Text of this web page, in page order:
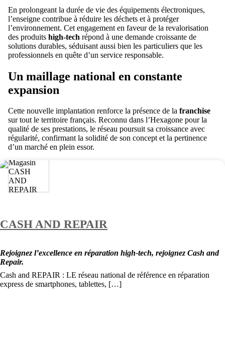
En prolongeant la durée de vie des équipements électroniques,
l’enseigne contribue à réduire les déchets et à protéger
l’environnement. Cet engagement en faveur de la revalorisation
des produits high-tech répond à une demande croissante de
solutions durables, séduisant aussi bien les particuliers que les
professionnels en quête d’un service responsable.
Un maillage national en constante
expansion
Cette nouvelle implantation renforce la présence de la franchise
sur tout le territoire français. Reconnu dans l’Hexagone pour la
qualité de ses prestations, le réseau poursuit sa croissance avec
régularité, confirmant la solidité de son concept et la pertinence
d’un marché en plein essor.
CASH AND REPAIR
Rejoignez l’excellence en réparation high-tech, rejoignez Cash and
Repair.
Cash and REPAIR : LE réseau national de référence en réparation
express de smartphones, tablettes, […]